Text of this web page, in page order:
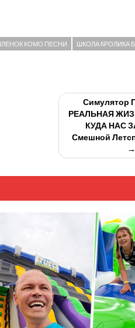
КОМО ПЕСНИ ШКОЛА КРОЛИКА
РЕАЛЬНАЯ
КУДА НАС
Смешной
→